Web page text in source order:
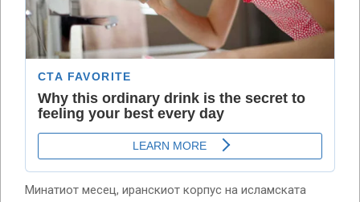
Минатиот месец, иранскиот корпус на исламската